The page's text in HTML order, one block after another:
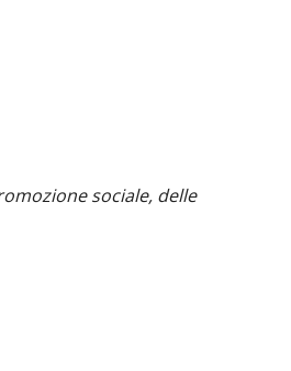
sociale, delle